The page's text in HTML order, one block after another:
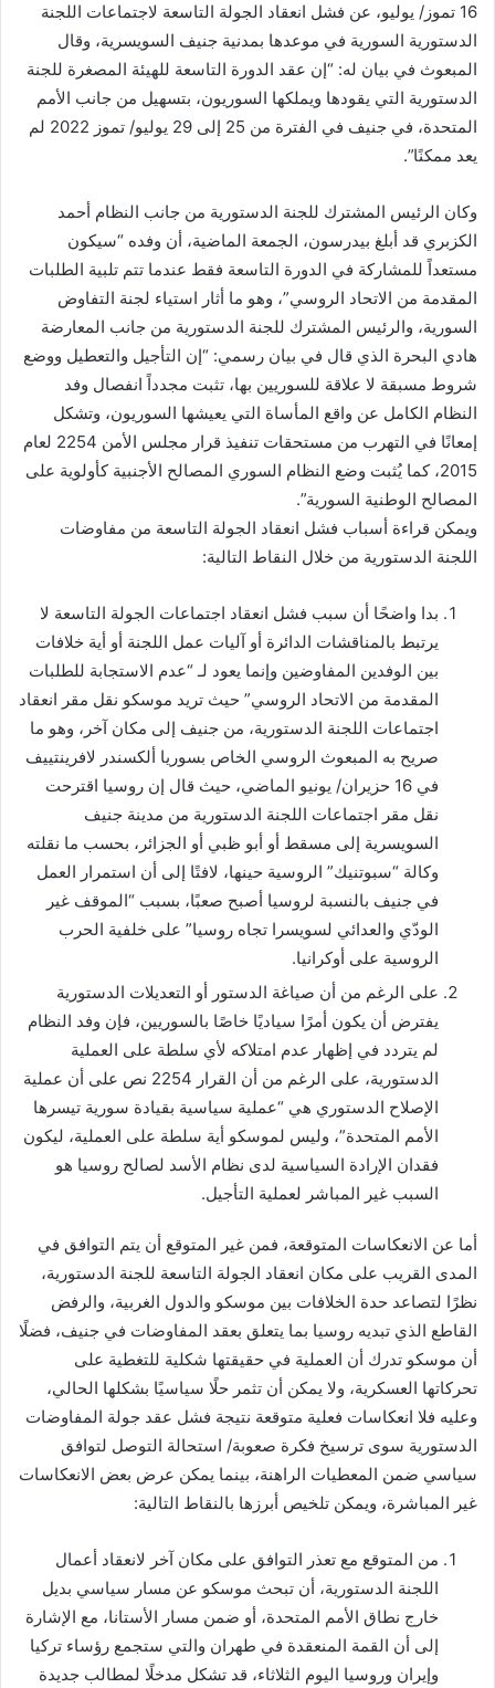
16 تموز/ يوليو، عن فشل انعقاد الجولة التاسعة لاجتماعات اللجنة
الدستورية السورية في موعدها بمدنية جنيف السويسرية، وقال
المبعوث في بيان له: “إن عقد الدورة التاسعة للهيئة المصغرة للجنة
الدستورية التي يقودها ويملكها السوريون، بتسهيل من جانب الأمم
المتحدة، في جنيف في الفترة من 25 إلى 29 يوليو/ تموز 2022 لم
يعد ممكنًا”.
وكان الرئيس المشترك للجنة الدستورية من جانب النظام أحمد
الكزبري قد أبلغ بيدرسون، الجمعة الماضية، أن وفده “سيكون
مستعداً للمشاركة في الدورة التاسعة فقط عندما تتم تلبية الطلبات
المقدمة من الاتحاد الروسي”، وهو ما أثار استياء لجنة التفاوض
السورية، والرئيس المشترك للجنة الدستورية من جانب المعارضة
هادي البحرة الذي قال في بيان رسمي: “إن التأجيل والتعطيل ووضع
شروط مسبقة لا علاقة للسوريين بها، تثبت مجدداً انفصال وفد
النظام الكامل عن واقع المأساة التي يعيشها السوريون، وتشكل
إمعانًا في التهرب من مستحقات تنفيذ قرار مجلس الأمن 2254 لعام
2015، كما يُثبت وضع النظام السوري المصالح الأجنبية كأولوية على
المصالح الوطنية السورية”.
ويمكن قراءة أسباب فشل انعقاد الجولة التاسعة من مفاوضات
اللجنة الدستورية من خلال النقاط التالية:
بدا واضحًا أن سبب فشل انعقاد اجتماعات الجولة التاسعة لا
يرتبط بالمناقشات الدائرة أو آليات عمل اللجنة أو أية خلافات
بين الوفدين المفاوضين وإنما يعود لـ “عدم الاستجابة للطلبات
المقدمة من الاتحاد الروسي” حيث تريد موسكو نقل مقر انعقاد
اجتماعات اللجنة الدستورية، من جنيف إلى مكان آخر، وهو ما
صريح به المبعوث الروسي الخاص بسوريا ألكسندر لافرينتييف
في 16 حزيران/ يونيو الماضي، حيث قال إن روسيا اقترحت
نقل مقر اجتماعات اللجنة الدستورية من مدينة جنيف
السويسرية إلى مسقط أو أبو ظبي أو الجزائر، بحسب ما نقلته
وكالة “سبوتنيك” الروسية حينها، لافتًا إلى أن استمرار العمل
في جنيف بالنسبة لروسيا أصبح صعبًا، بسبب “الموقف غير
الودّي والعدائي لسويسرا تجاه روسيا” على خلفية الحرب
الروسية على أوكرانيا.
على الرغم من أن صياغة الدستور أو التعديلات الدستورية
يفترض أن يكون أمرًا سياديًا خاصًا بالسوريين، فإن وفد النظام
لم يتردد في إظهار عدم امتلاكه لأي سلطة على العملية
الدستورية، على الرغم من أن القرار 2254 نص على أن عملية
الإصلاح الدستوري هي “عملية سياسية بقيادة سورية تيسرها
الأمم المتحدة”، وليس لموسكو أية سلطة على العملية، ليكون
فقدان الإرادة السياسية لدى نظام الأسد لصالح روسيا هو
السبب غير المباشر لعملية التأجيل.
أما عن الانعكاسات المتوقعة، فمن غير المتوقع أن يتم التوافق في
المدى القريب على مكان انعقاد الجولة التاسعة للجنة الدستورية،
نظرًا لتصاعد حدة الخلافات بين موسكو والدول الغربية، والرفض
القاطع الذي تبديه روسيا بما يتعلق بعقد المفاوضات في جنيف، فضلًا
أن موسكو تدرك أن العملية في حقيقتها شكلية للتغطية على
تحركاتها العسكرية، ولا يمكن أن تثمر حلًا سياسيًا بشكلها الحالي،
وعليه فلا انعكاسات فعلية متوقعة نتيجة فشل عقد جولة المفاوضات
الدستورية سوى ترسيخ فكرة صعوبة/ استحالة التوصل لتوافق
سياسي ضمن المعطيات الراهنة، بينما يمكن عرض بعض الانعكاسات
غير المباشرة، ويمكن تلخيص أبرزها بالنقاط التالية:
من المتوقع مع تعذر التوافق على مكان آخر لانعقاد أعمال
اللجنة الدستورية، أن تبحث موسكو عن مسار سياسي بديل
خارج نطاق الأمم المتحدة، أو ضمن مسار الأستانا، مع الإشارة
إلى أن القمة المنعقدة في طهران والتي ستجمع رؤساء تركيا
وإيران وروسيا اليوم الثلاثاء، قد تشكل مدخلًا لمطالب جديدة